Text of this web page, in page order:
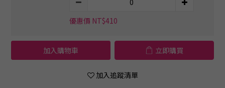
優惠價 NT$410
加入購物車 立即購買
加入追蹤清單